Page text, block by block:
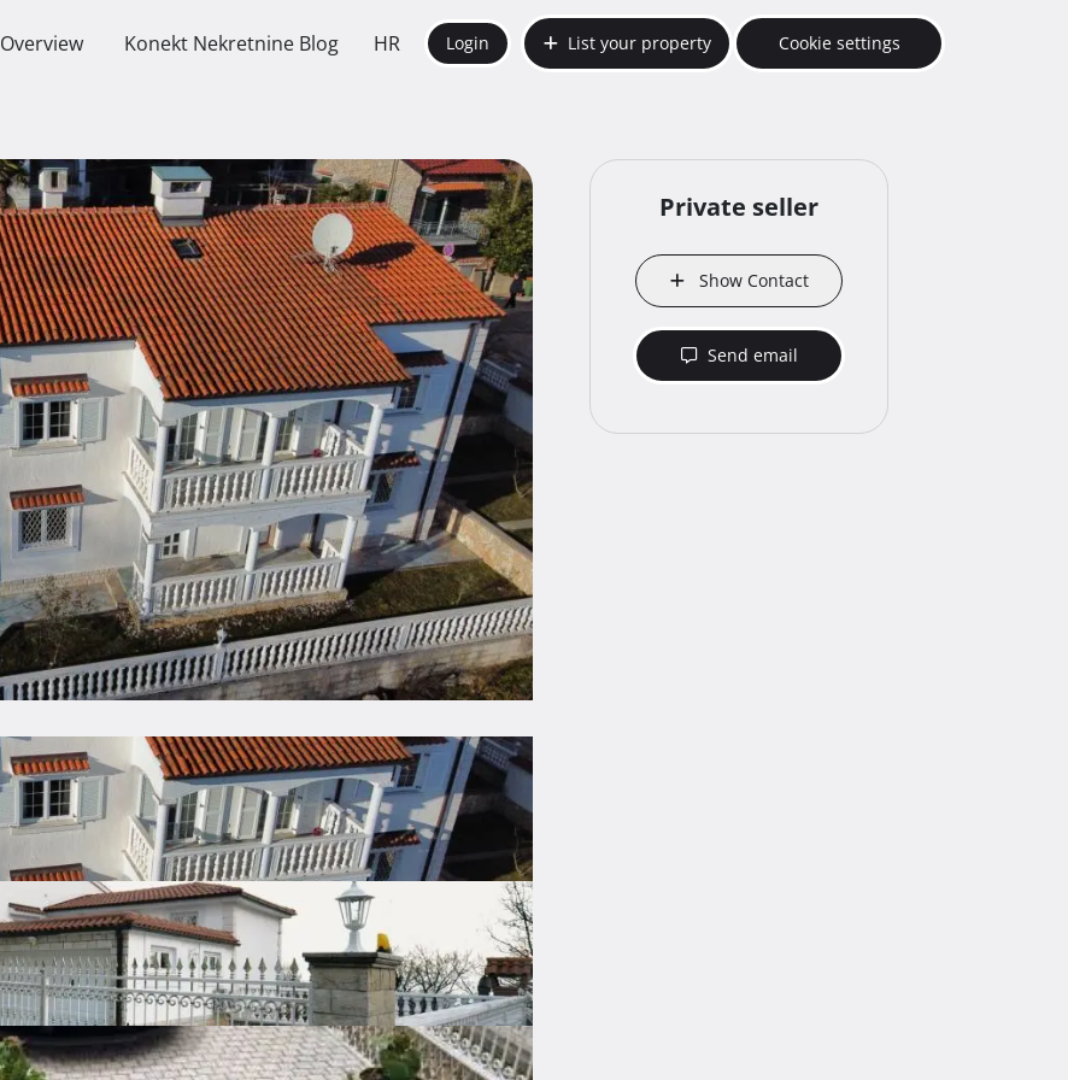
Overview Konekt Nekretnine Blog HR Login List your property Cookie settings
Private seller
Show Contact
Send email